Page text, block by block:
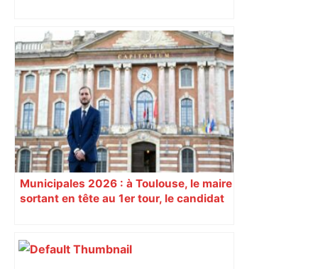
Municipales 2026 : à Toulouse, le maire
sortant en tête au 1er tour, le candidat